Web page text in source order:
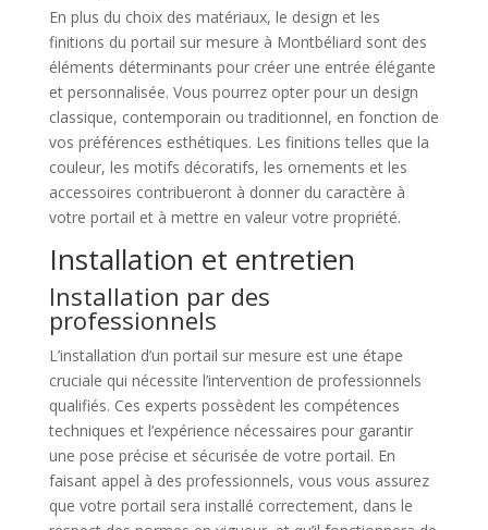
En plus du choix des matériaux, le design et les
finitions du portail sur mesure à Montbéliard sont des
éléments déterminants pour créer une entrée élégante
et personnalisée. Vous pourrez opter pour un design
classique, contemporain ou traditionnel, en fonction de
vos préférences esthétiques. Les finitions telles que la
couleur, les motifs décoratifs, les ornements et les
accessoires contribueront à donner du caractère à
votre portail et à mettre en valeur votre propriété.
Installation et entretien
Installation par des
professionnels
L’installation d’un portail sur mesure est une étape
cruciale qui nécessite l’intervention de professionnels
qualifiés. Ces experts possèdent les compétences
techniques et l’expérience nécessaires pour garantir
une pose précise et sécurisée de votre portail. En
faisant appel à des professionnels, vous vous assurez
que votre portail sera installé correctement, dans le